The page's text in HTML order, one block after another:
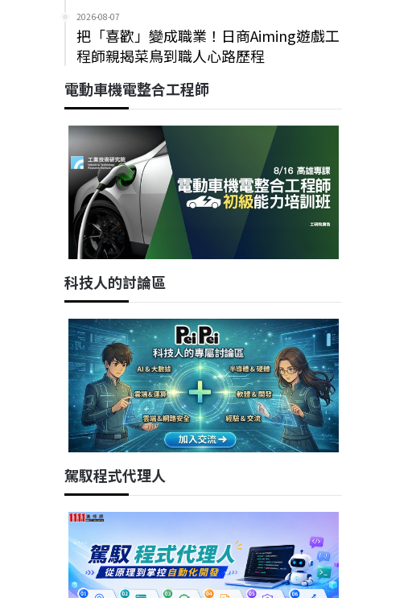
2026-08-07
把「喜歡」變成職業！日商Aiming遊戲工
程師親揭菜鳥到職人心路歷程
電動車機電整合工程師
科技人的討論區
駕馭程式代理人